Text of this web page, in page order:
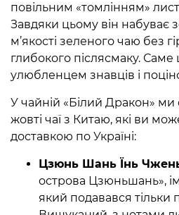
повільним «томлінням»
Завдяки цьому він набуває
м’якості зеленого чаю без
глибокого післясмаку.
улюбленцем знавців і
У чайній «Білий Дракон» ми
жовті чаї з Китаю, які ви
доставкою по Україні:
Цзюнь Шань Їнь
острова Цзюньшань»,
який подавався тільки